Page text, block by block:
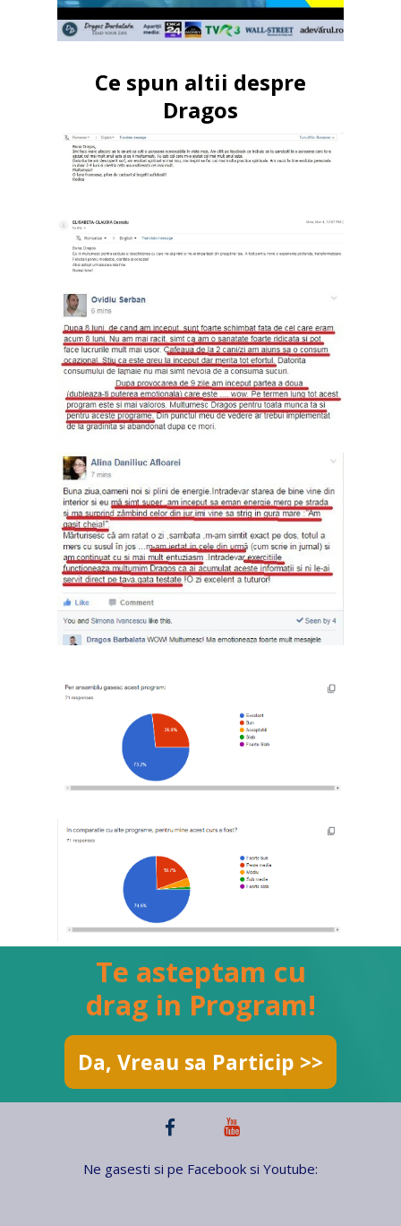
Ce spun altii despre
Dragos
Te asteptam cu
drag in Program!
Da, Vreau sa Particip >>
Ne gasesti si pe Facebook si Youtube: